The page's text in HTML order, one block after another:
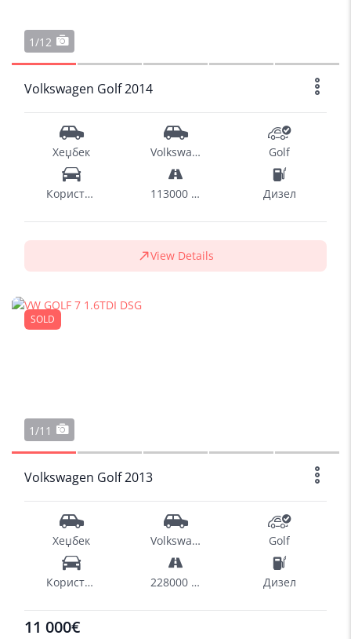
1/12
Volkswagen Golf 2014
Хеџбек Volkswagen Golf
Користен 113000 km Дизел
View Details
SOLD
1/11
Volkswagen Golf 2013
Хеџбек Volkswagen Golf
Користен 228000 km Дизел
11 000€